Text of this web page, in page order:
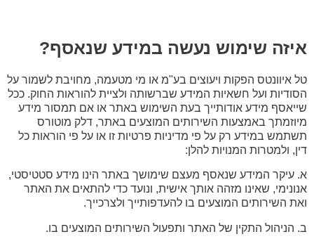
איזה שימוש נעשה במידע שנאסף?
טל איוונטס הפקות ויעוצים בע"מ או מי מטעמה, מחויבת לשמור על
הסודיות ועל חשאיות המידע שברשותה ולציית להוראות החוק. ככל
שייאסף מידע אודותייך בעת השימוש באתר או אם תמסור מידע
מיוזמתך באמצעות השירותים המוצעים באתר, דלק מוטורס
תשתמש במידע רק על פי מדיניות פרטיות זו או על פי הוראות כל
דין, ולמטרות המנויות להלן:
א. עיקר המידע שנאסף מעצם שימושך באתר הינו מידע סטטיסטי,
אנונימי, שאינו מזהה אותך אישית, ונועד כדי להתאים את האתר
ואת השירותים המוצעים בו להעדפותייך ולצרכייך.
ב. הניהול התקין של האתר ותפעול השירותים המוצעים בו.